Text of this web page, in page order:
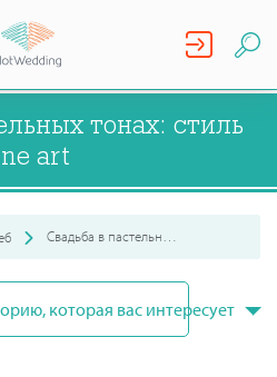
тонах: стиль
art
которая вас интересует